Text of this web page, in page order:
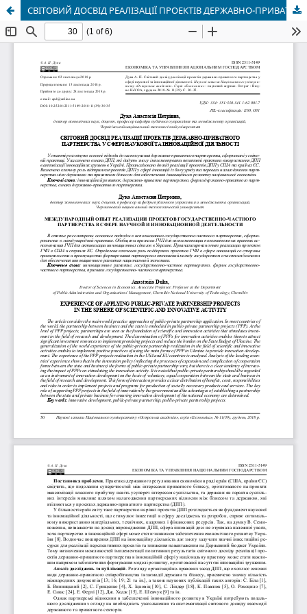
СВІТОВИЙ ДОСВІД РЕАЛІЗАЦІЇ ПРОЕКТІВ ДЕРЖАВНО-ПРИВАТНОГО ПАРТНЕРСТВА У СФЕРІ НАУКОВОЇ ТА ІННОВАЦІЙНОЇ ДІЯЛЬНОСТІ